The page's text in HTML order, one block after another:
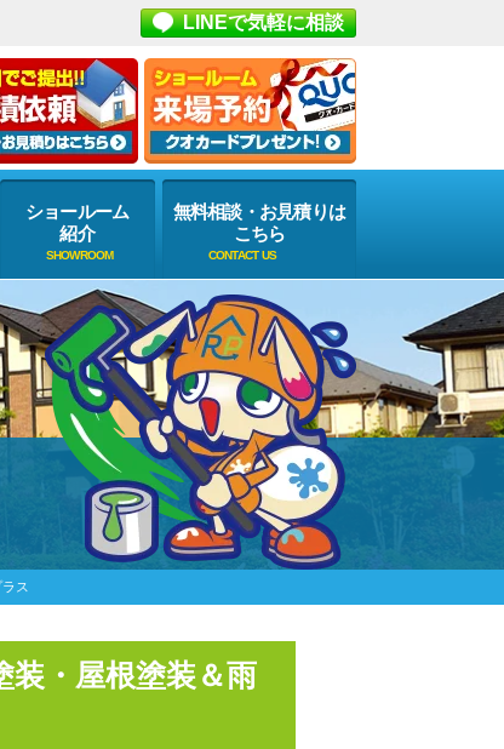
LINEで気軽に相談
ショールーム
紹介
無料相談・お見積りは
こちら
ス
装・屋根塗装＆雨